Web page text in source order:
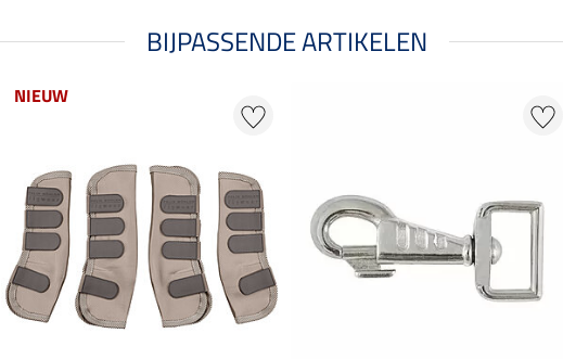
BIJPASSENDE ARTIKELEN
NIEUW